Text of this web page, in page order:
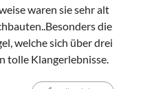
waren sie sehr alt
die
welche sich über drei
tolle Klangerlebnisse.